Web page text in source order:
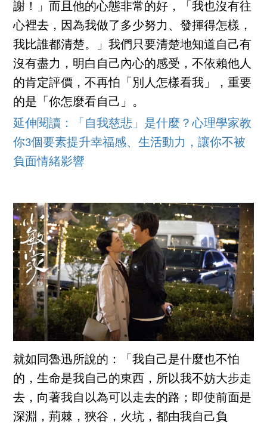
謝！」而且他的心態非常的好，「我也沒有往
心裡去，因為我做了多少努力、發揮得怎樣，
我比誰都清楚。」我們只要清楚地知道自己有
沒有盡力，明白自己內心的感受，不依賴他人
的肯定評價，不再怕「別人怎樣看我」，重要
的是「你怎麼看自己」。
延伸閱讀：「自我慈悲」是什麼？心理學家教
你3個要素提升幸福感、生活動力，讓你不被
負面情緒影響
就如同魯迅所說的：「我自己是什麼也不怕
的，生命是我自己的東西，所以我不妨大步走
去，向著我自以為可以走去的路；即使前面是
深淵，荊棘，狹谷，火坑，都由我自己負